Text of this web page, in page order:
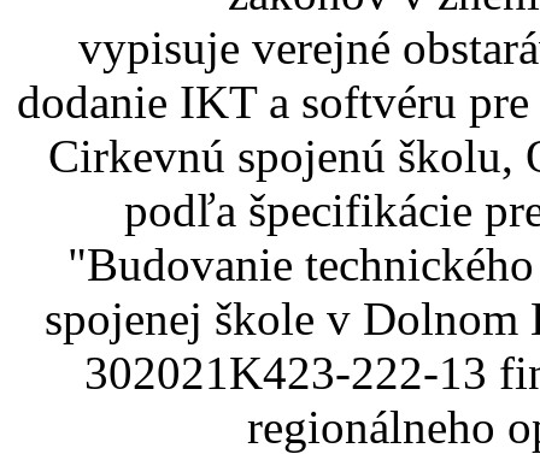
vypisuje verejné
dodanie IKT a softvéru
Cirkevnú spojenú školu,
podľa špecifikácie
"Budovanie
spojenej škole v
302021K423-222-13
regionálneho